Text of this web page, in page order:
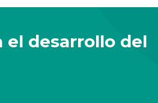
el desarrollo del